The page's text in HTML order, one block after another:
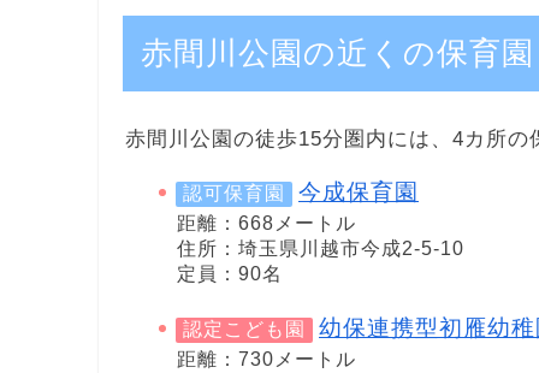
赤間川公園の近くの保育園
赤間川公園の徒歩15分圏内には、4カ所の
認可保育園 今成保育園
距離：668メートル
住所：埼玉県川越市今成2-5-10
定員：90名
認定こども園 幼保連携型初雁幼
距離：730メートル